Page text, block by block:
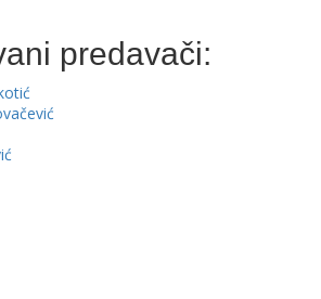
predavači: